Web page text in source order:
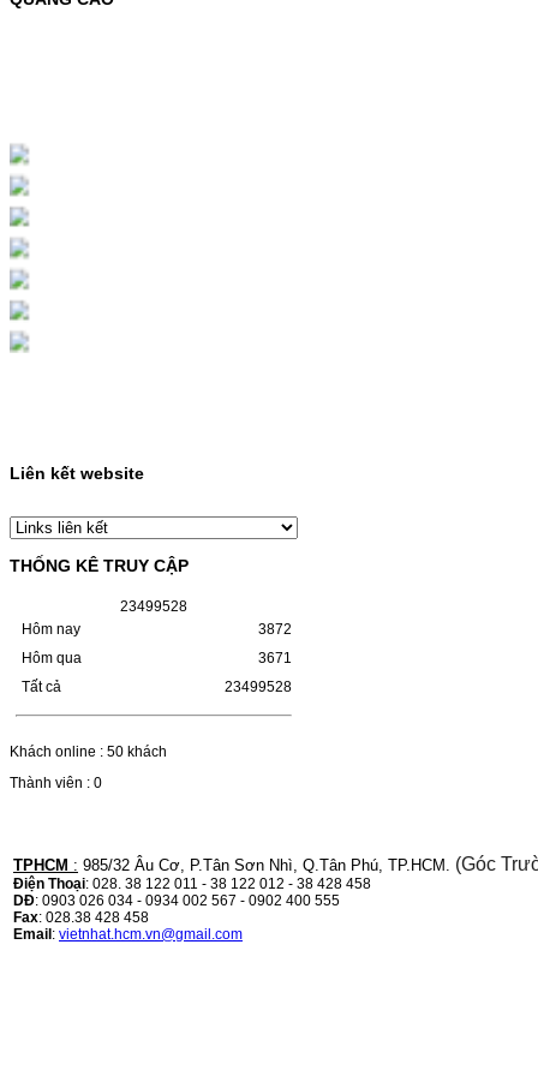
Chọn mua
HỘP MỰC MÀU SAMSUNG
CLT-403S CHO DÒNG MÁY
SL-C435/C436
HỘP MỰC MÀU SAMSUNG CLT-403S CHO
DÒNG MÁY SL-C435/C436MÃ HỘP MỰC:-
Samsung CLT-403S- Loại mực: Mực in laser
màuSỬ DỤNG CHO MÁY IN:- Samsung SL-
HỘP MỰC HP 110A
(W1110A) CHO DÒNG MÁY
LBP 243/MF 461DW
HỘP MỰC HP 110A (W1110A) CHO DÒNG
MÁY LBP 243/MF 461DWMÃ HỘP MỰC:-
Hộp mực HP 110A (W1110A)- Loại mực:
Mực in laser trắng đenSỬ DỤNG CHO MÁY
Giá : 249.000VND
HỘP MỰC CANON CRG-070 CHO DÒNG
MÁY LBP 243/MF 461DW MÃ HỘP MỰC:–
Hộp mực Canon CRG-070– Loại mực: Mực
in laser trắng đenSỬ DỤNG CHO MÁY IN:–
Liên kết website
THỐNG KÊ TRUY CẬP
23499528
Hôm nay
Hôm qua
Tất cả
3872
3671
23499528
Khách online : 50 khách
Thành viên : 0
TPHCM : 985/32 Âu Cơ, P.Tân Sơn Nhì, Q.Tân Phú, TP.HCM. (Góc
Điện Thoại: 028. 38 122 011 - 38 122 012 - 38 428 458
DĐ: 0903 026 034 - 0934 002 567 - 0902 400 555
Fax: 028.38 428 458
Email: vietnhat.hcm.vn@gmail.com